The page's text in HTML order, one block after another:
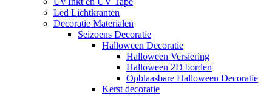
Led Lichtkranten
Decoratie Materialen
Seizoens Decoratie
Halloween Decoratie
Halloween Versiering
Halloween 2D borden
Opblaasbare Halloween Decoratie
Kerst decoratie